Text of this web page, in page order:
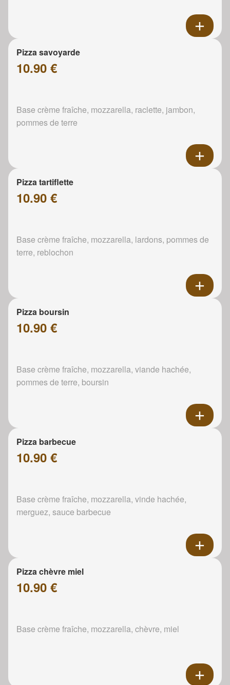
Pizza savoyarde
10.90 €
Base crème fraîche, mozzarella, raclette, jambon,
pommes de terre
Pizza tartiflette
10.90 €
Base crème fraîche, mozzarella, lardons, pommes de
terre, reblochon
Pizza boursin
10.90 €
Base crème fraîche, mozzarella, viande hachée,
pommes de terre, boursin
Pizza barbecue
10.90 €
Base crème fraîche, mozzarella, vinde hachée,
merguez, sauce barbecue
Pizza chèvre miel
10.90 €
Base crème fraîche, mozzarella, chèvre, miel